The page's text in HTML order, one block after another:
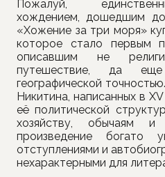
Пожалуй,
хождением, дошедшим
«Хожение за три моря»
которое стало первым
описавшим не
путешествие, да
географической
Никитина, написанных в
её политической
хозяйству, обычаям
произведение богато
отступлениями и
нехарактерными для